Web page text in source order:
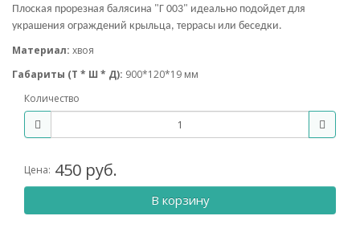
Плоская прорезная балясина "Г 003" идеально подойдет для
украшения ограждений крыльца, террасы или беседки.
Материал: хвоя
Габариты (Т * Ш * Д): 900*120*19 мм
Количество
Цена: 450 руб.
В корзину